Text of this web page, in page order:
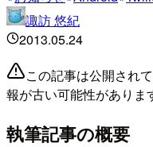
諏訪 悠紀
2013.05.24
この記事は公開され
報が古い可能性がありま
執筆記事の概要